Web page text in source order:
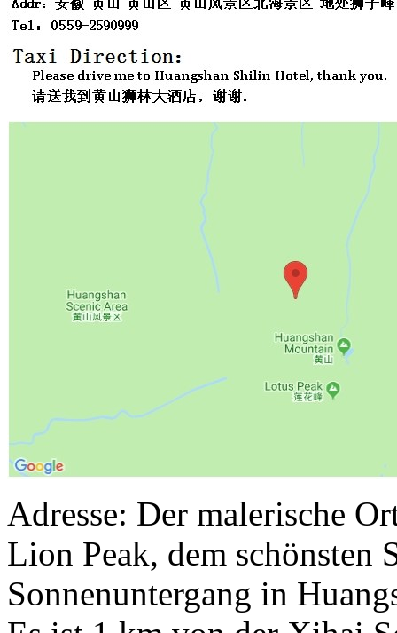
Adresse: Der malerische
Lion Peak, dem schönsten
Sonnenuntergang in